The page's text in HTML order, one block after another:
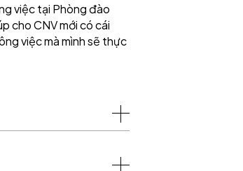
việc tại Phòng đào
cho CNV mới có cái
việc mà mình sẽ thực